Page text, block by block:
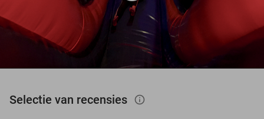
Selectie van recensies info_outlined